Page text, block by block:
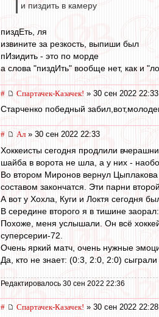
и пиздить в камеру
пиздЕть, ля
извините за резкость, выпиши был
пИзидить - это по морде
а слова "пиздИть" вообще нет, как и
# Спартачек-Казачек! » 30 сен 2022 22:33
Старченко победный
# Ал » 30 сен 2022 22:33
Хоккеисты сегодня продлили
шайба в ворота не шла, а у них -
Во втором Миронов вернул Цыплакова
составом закончатся. Эти парни
А вот у Хохла, Куги и Локтя сегодня
В середине второго я в тишине
Похоже, меня услышали. Он всё
суперсерии-72.
Очень яркий матч, очень нужные
Да, кто не знает: (0:3, 2:0, 2:0)
Редактировалось 30 сен 2022 22:36
# Спартачек-Казачек! » 30 сен 2022 22:28